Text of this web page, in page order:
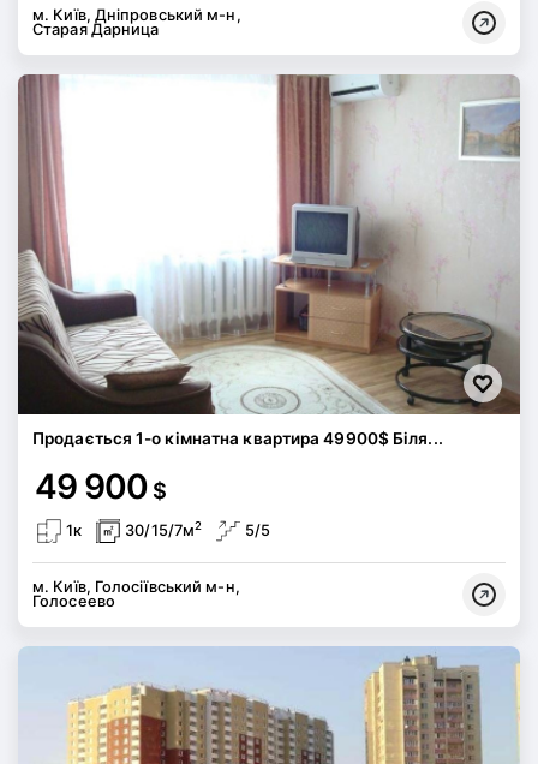
м. Київ, Дніпровський м-н,
Старая Дарница
Продається 1-о кімнатна квартира 49900$ Біля...
49 900 $
1к 30/15/7м2 5/5
м. Київ, Голосіївський м-н,
Голосеево